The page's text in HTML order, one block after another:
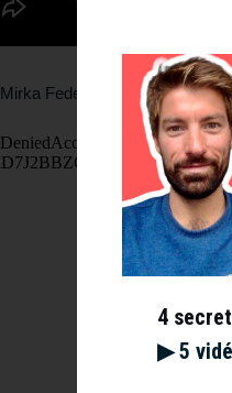
Mirka Federer qui provoque
4
▶︎ 5